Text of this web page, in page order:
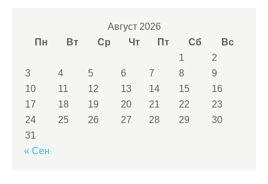
Август 2026
Пн
Вт Ср Чт Пт Сб
Вс
1
2
3
4 5 6 7 8
9
10
11 12 13 14 15
16
17
18 19 20 21 22
23
24
25 26 27 28 29
30
31
« Сен